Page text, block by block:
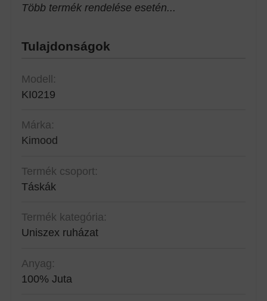
Több termék rendelése esetén...
Tulajdonságok
Modell:
KI0219
Márka:
Kimood
Termék csoport:
Táskák
Termék kategória:
Uniszex ruházat
Anyag:
100% Juta